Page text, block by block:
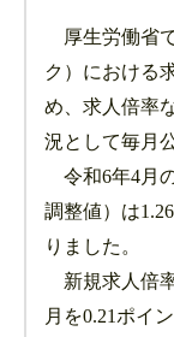
厚生労働省
ク）における
め、求人倍率
況として毎月
令和6年4月
調整値）は
りました。
新規求人倍
月を0.21ポイ